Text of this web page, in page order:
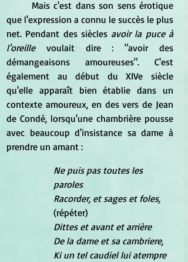
Mais c'est dans son sens érotique
que l'expression a connu le succès le plus
net. Pendant des siècles avoir la puce à
l'oreille voulait dire : "avoir des
démangeaisons amoureuses". C'est
également au début du XIVe siècle
qu'elle apparaît bien établie dans un
contexte amoureux, en des vers de Jean
de Condé, lorsqu'une chambrière pousse
avec beaucoup d'insistance sa dame à
prendre un amant :
Ne puis pas toutes les
paroles
Racorder, et sages et foles,
(répéter)
Dittes et avant et arrière
De la dame et sa cambriere,
Ki un tel caudiel lui atempre